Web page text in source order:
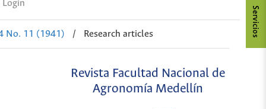
Login
No. 11 (1941) / Research articles
Revista Facultad Nacional de
Agronomía Medellín